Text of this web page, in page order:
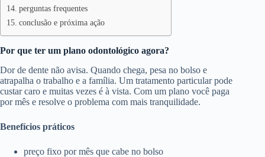
perguntas frequentes
conclusão e próxima ação
Por que ter um plano odontológico agora?
Dor de dente não avisa. Quando chega, pesa no bolso e
atrapalha o trabalho e a família. Um tratamento particular pode
custar caro e muitas vezes é à vista. Com um plano você paga
por mês e resolve o problema com mais tranquilidade.
Benefícios práticos
preço fixo por mês que cabe no bolso